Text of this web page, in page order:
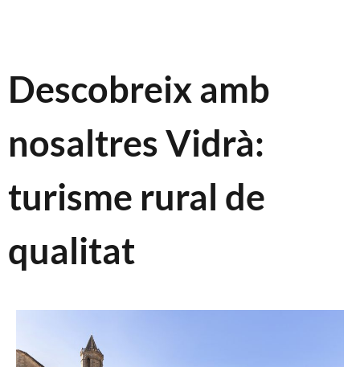
Descobreix amb
nosaltres Vidrà:
turisme rural de
qualitat